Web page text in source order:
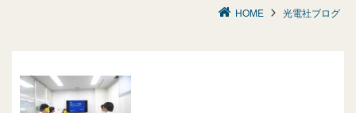
HOME 光電社ブログ